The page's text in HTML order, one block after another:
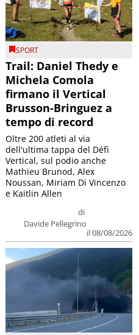
SPORT
Trail: Daniel Thedy e
Michela Comola
firmano il Vertical
Brusson-Bringuez a
tempo di record
di
Davide Pellegrino
il 08/08/2026
Oltre 200 atleti al via
dell'ultima tappa del Défì
Vertical, sul podio anche
Mathieu Brunod, Alex
Noussan, Miriam Di Vincenzo
e Kaitlin Allen